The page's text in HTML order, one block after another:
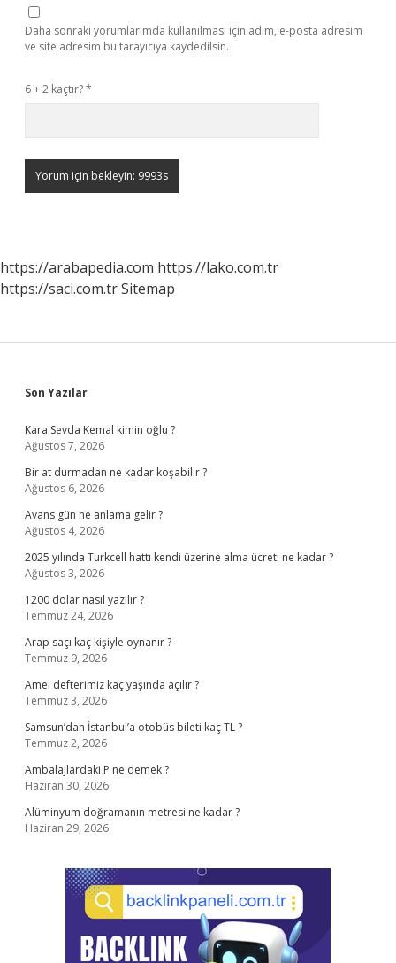
Daha sonraki yorumlarımda kullanılması için adım, e-posta adresim
ve site adresim bu tarayıcıya kaydedilsin.
6 + 2 kaçtır?*
https://arabapedia.com https://lako.com.tr
https://saci.com.trSitemap
Sidebar
Son Yazılar
Kara Sevda Kemal kimin oğlu ?
Ağustos 7, 2026
Bir at durmadan ne kadar koşabilir ?
Ağustos 6, 2026
Avans gün ne anlama gelir ?
Ağustos 4, 2026
2025 yılında Turkcell hattı kendi üzerine alma ücreti ne kadar ?
Ağustos 3, 2026
1200 dolar nasıl yazılır ?
Temmuz 24, 2026
Arap saçı kaç kişiyle oynanır ?
Temmuz 9, 2026
Amel defterimiz kaç yaşında açılır ?
Temmuz 3, 2026
Samsun’dan İstanbul’a otobüs bileti kaç TL ?
Temmuz 2, 2026
Ambalajlardaki P ne demek ?
Haziran 30, 2026
Alüminyum doğramanın metresi ne kadar ?
Haziran 29, 2026